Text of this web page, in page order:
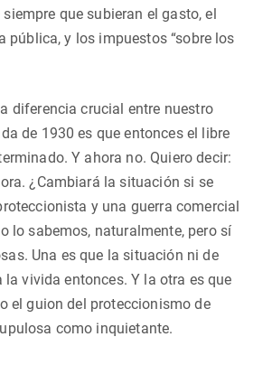
que subieran el gasto, el
pública, y los impuestos “sobre los
diferencia crucial entre nuestro
de 1930 es que entonces el libre
Y ahora no. Quiero decir:
¿Cambiará la situación si se
y una guerra comercial
lo sabemos, naturalmente, pero sí
Una es que la situación ni de
la vivida entonces. Y la otra es que
el guion del proteccionismo de
como inquietante.